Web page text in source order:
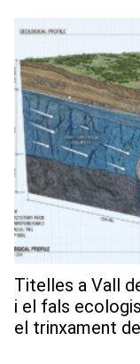
Titelles a Vall
i el fals
el trinxament